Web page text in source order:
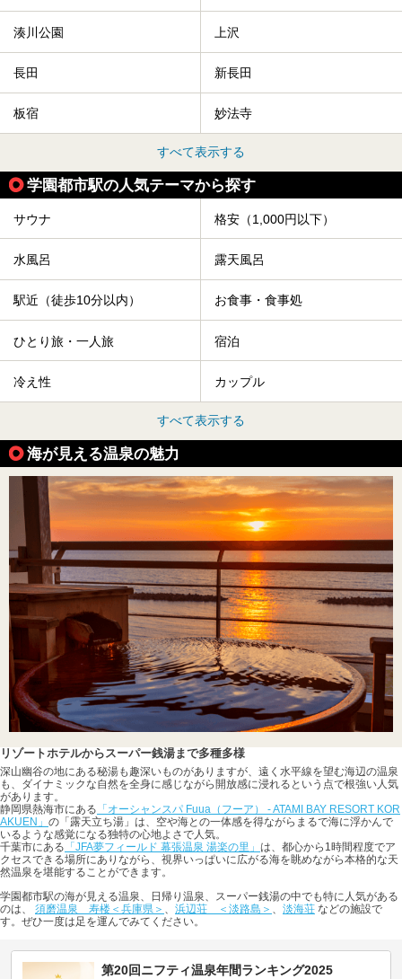
湊川公園 上沢
長田 新長田
板宿 妙法寺
すべて表示する
学園都市駅の人気テーマから探す
サウナ 格安（1,000円以下）
水風呂 露天風呂
駅近（徒歩10分以内） お食事・食事処
ひとり旅・一人旅 宿泊
冷え性 カップル
すべて表示する
海が見える温泉の魅力
リゾートホテルからスーパー銭湯まで多種多様
深山幽谷の地にある秘湯も趣深いものがありますが、遠く水平線を望む海辺の温泉
も、ダイナミックな自然を全身に感じながら開放感に浸れるという点で根強い人気
があります。
静岡県熱海市にある 「オーシャンスパ Fuua（フーア） - ATAMI BAY RESORT KOR
AKUEN」 の「露天立ち湯」は、空や海との一体感を得ながらまるで海に浮かんで
いるような感覚になる独特の心地よさで人気。
千葉市にある 「JFA夢フィールド 幕張温泉 湯楽の里」 は、都心から1時間程度でア
クセスできる場所にありながら、視界いっぱいに広がる海を眺めながら本格的な天
然温泉を堪能することができます。
学園都市駅の海が見える温泉、日帰り温泉、スーパー銭湯の中でも特に人気がある
のは、 須磨温泉 寿楼＜兵庫県＞ 、 浜辺荘 ＜淡路島＞ 、 淡海荘 などの施設で
す。ぜひ一度は足を運んでみてください。
第20回ニフティ温泉年間ランキング2025